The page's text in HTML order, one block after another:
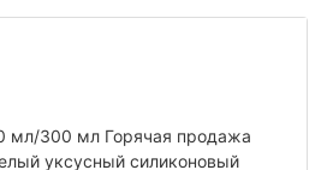
силиконовый герметик